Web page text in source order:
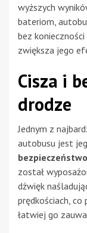
wyższych
bateriom,
bez
zwiększa jego
Cisza i
drodze
Jednym z
autobusu jest
został
dźwięk
prędkościach,
łatwiej go